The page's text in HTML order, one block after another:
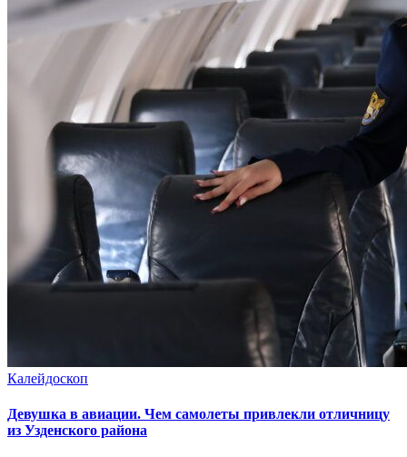
Калейдоскоп
Девушка в авиации. Чем самолеты привлекли отличницу
из Узденского района